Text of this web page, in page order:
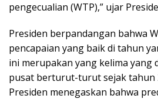
pengecualian (WTP),” ujar
Presiden berpandangan bahwa
pencapaian yang baik di tahun
ini merupakan yang kelima yang
pusat berturut-turut sejak tahun
Presiden menegaskan bahwa